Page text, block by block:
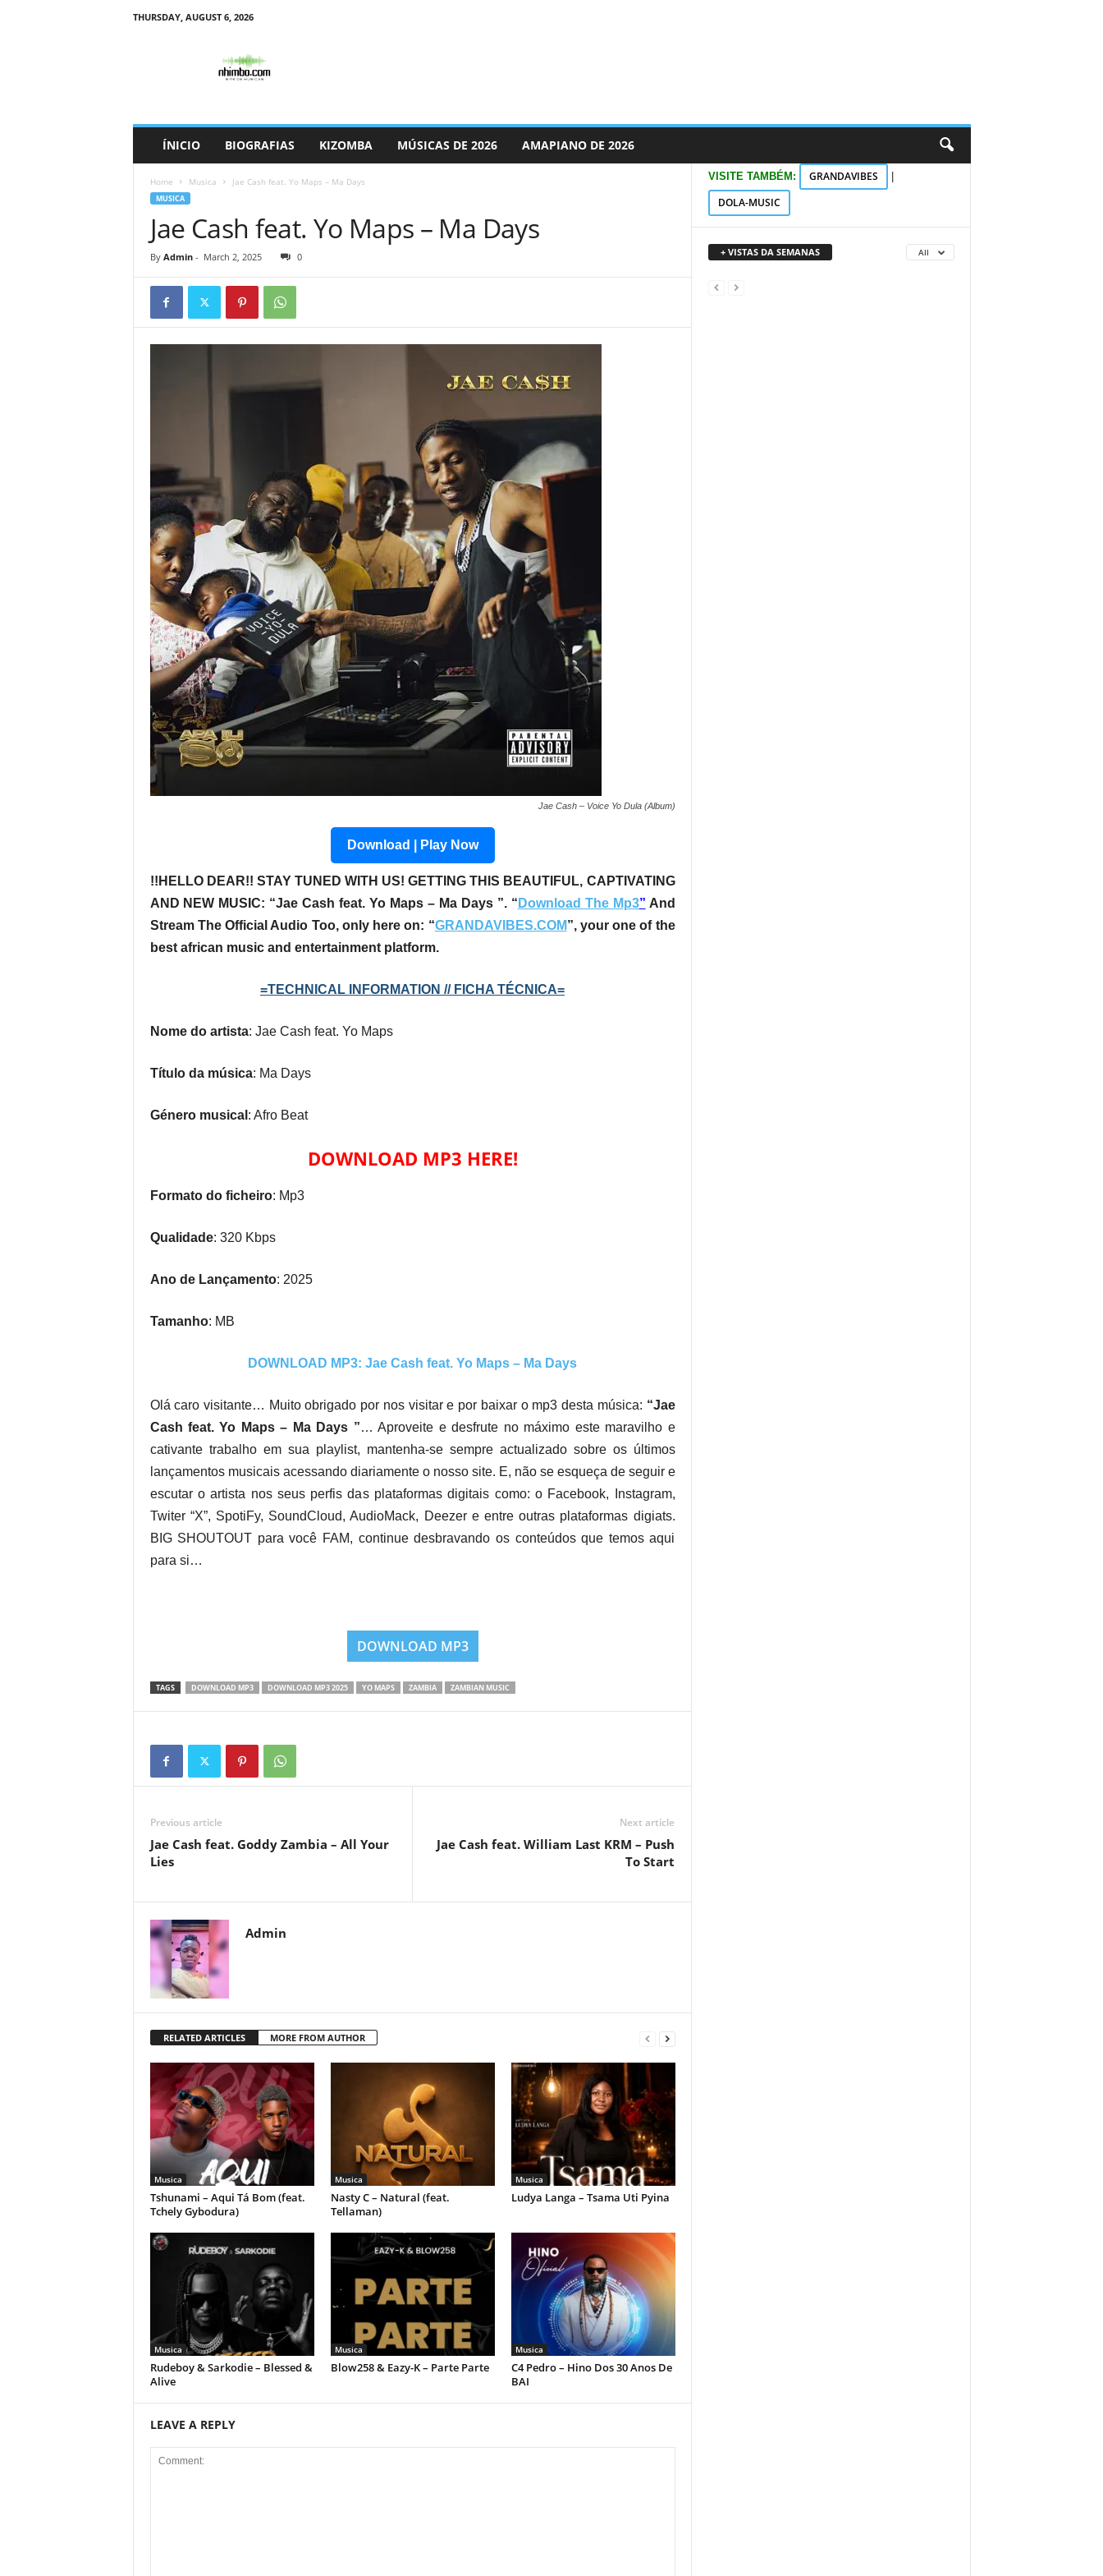
THURSDAY, AUGUST 6, 2026
ÍNICIO BIOGRAFIAS KIZOMBA MÚSICAS DE 2026 AMAPIANO DE 2026
Home Musica Jae Cash feat. Yo Maps – Ma Days
MUSICA
Jae Cash feat. Yo Maps – Ma Days
By Admin- March 2, 2025 0
Jae Cash – Voice Yo Dula (Album)
Download | Play Now
!!HELLO DEAR!! STAY TUNED WITH US! GETTING THIS BEAUTIFUL, CAPTIVATING
AND NEW MUSIC: “Jae Cash feat. Yo Maps – Ma Days ”. “ Download The Mp3” And
Stream The Official Audio Too, only here on: “GRANDAVIBES.COM”, your one of the
best african music and entertainment platform.
=TECHNICAL INFORMATION // FICHA TÉCNICA=
Nome do artista: Jae Cash feat. Yo Maps
Título da música: Ma Days
Género musical : Afro Beat
DOWNLOAD MP3 HERE!
Formato do ficheiro: Mp3
Qualidade: 320 Kbps
Ano de Lançamento: 2025
Tamanho: MB
DOWNLOAD MP3: Jae Cash feat. Yo Maps – Ma Days
Olá caro visitante… Muito obrigado por nos visitar e por baixar o mp3 desta música: “Jae
Cash feat. Yo Maps – Ma Days ”… Aproveite e desfrute no máximo este maravilho e
cativante trabalho em sua playlist, mantenha-se sempre actualizado sobre os últimos
lançamentos musicais acessando diariamente o nosso site. E, não se esqueça de seguir e
escutar o artista nos seus perfis das plataformas digitais como: o Facebook, Instagram,
Twiter “X”, SpotiFy, SoundCloud, AudioMack, Deezer e entre outras plataformas digiats.
BIG SHOUTOUT para você FAM, continue desbravando os conteúdos que temos aqui
para si…
DOWNLOAD MP3
TAGS DOWNLOAD MP3 DOWNLOAD MP3 2025 YO MAPS ZAMBIA ZAMBIAN MUSIC
Previous article
Jae Cash feat. Goddy Zambia – All Your
Lies
Next article
Jae Cash feat. William Last KRM – Push
To Start
Admin
RELATED ARTICLES MORE FROM AUTHOR
Musica
Tshunami – Aqui Tá Bom (feat.
Tchely Gybodura)
Musica
Nasty C – Natural (feat.
Tellaman)
Musica
Ludya Langa – Tsama Uti Pyina
Musica
Rudeboy & Sarkodie – Blessed &
Alive
Musica
Blow258 & Eazy-K – Parte Parte
Musica
C4 Pedro – Hino Dos 30 Anos De
BAI
LEAVE A REPLY
VISITE TAMBÉM: GRANDAVIBES
DOLA-MUSIC
+ VISTAS DA SEMANAS All